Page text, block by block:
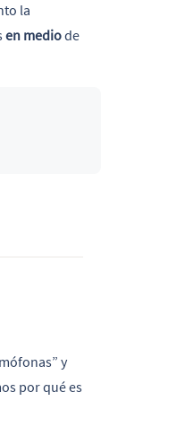
la
en mediode
y
por qué es